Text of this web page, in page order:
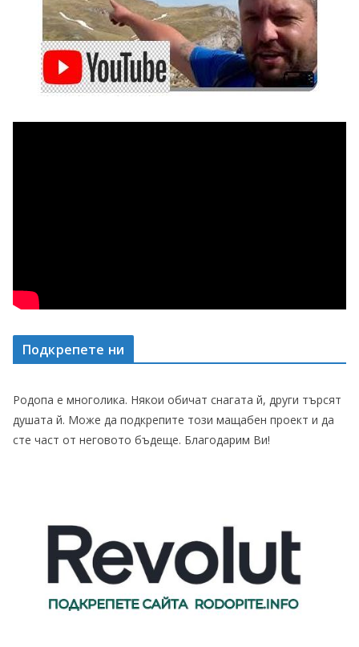
Подкрепете ни
Родопа е многолика. Някои обичат снагата й, други търсят
душата й. Може да подкрепите този мащабен проект и да
сте част от неговото бъдеще. Благодарим Ви!